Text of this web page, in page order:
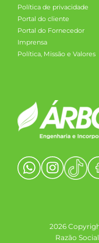
Política de privacidade
Portal do cliente
Portal do Fornecedor
Imprensa
Política, Missão e Valores
2026
Razão